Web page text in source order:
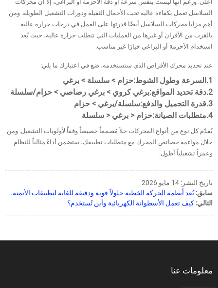
أعلى. ورغم أنها ليست بنفس سرعة أو دقة الأحزمة أو البراغي، إلا أن محركات
السلاسل تعمل بكفاءة عالية تحت الأحمال الثقيلة ودورات التشغيل الطويلة. ومن
أهم مزايا محركات السلاسل أيضًا قدرتها على العمل في درجات حرارة عالية
بالقرب من الأفران أو غيرها من العمليات التي تتطلب حرارة عالية، حيث يُعد
استخدام الأحزمة أو البراغي خيارًا غير مناسب.
عند تحديد محرك الأقراص الذي ستستخدمه، ضع في اعتبارك ما يلي:
1. السرعة وطول الشوط:حزام > سلسلة > برغي
2. دقة تحديد المواقع:برغي كروي > برغي رصاصي > حزام/سلسلة
3. قدرة التحميل والدفع:سلسلة/برغي > حزام
4. متطلبات الصيانة:حزام < برغي < سلسلة
يُقدّم كل نوع من أنواع المحركات حلاً مُصمماً خصيصاً وفقاً لأولويات التشغيل. ومن
خلال مواءمة خصائص المحرك مع متطلبات تطبيقك، ستضمن أداءً مثالياً للنظام
وعمراً تشغيلياً أطول.
تاريخ النشر: 14 مايو 2026
سابق: تُعد أنظمة الحركة الخطية حلولاً قوية ودقيقة للغاية لتطبيقات الأتمتة.
التالي: كيف تعمل الأسطوانة الكهربائية وأين تُستخدم؟
معلومات عنا